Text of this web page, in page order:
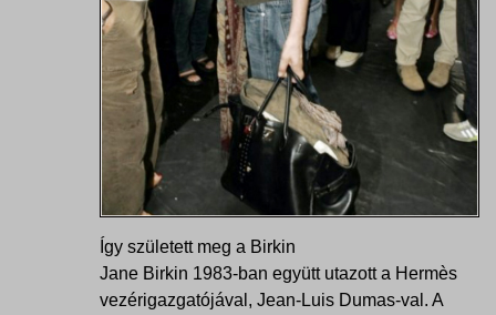
Így született meg a Birkin
Jane Birkin 1983-ban együtt utazott a Hermès
vezérigazgatójával, Jean-Luis Dumas-val. A